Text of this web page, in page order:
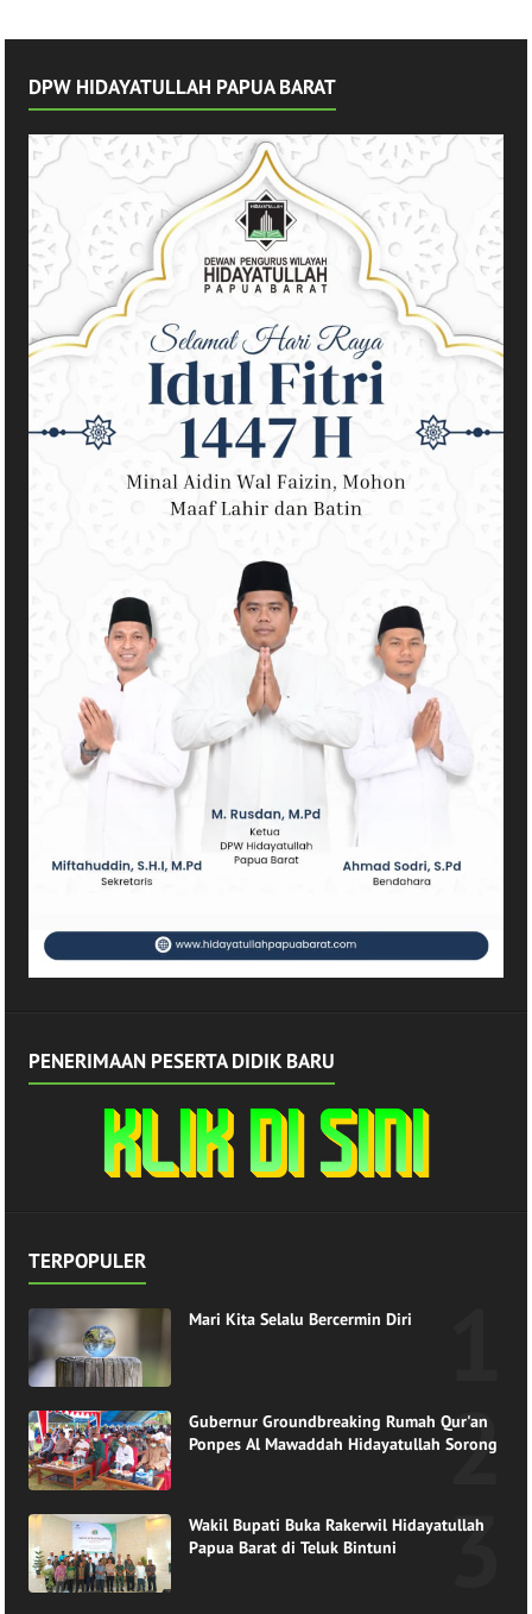
Syawal 1447 H
DPW HIDAYATULLAH PAPUA BARAT
PENERIMAAN PESERTA DIDIK BARU
TERPOPULER
Mari Kita Selalu Bercermin Diri
Gubernur Groundbreaking Rumah Qur'an
Ponpes Al Mawaddah Hidayatullah Sorong
Wakil Bupati Buka Rakerwil Hidayatullah
Papua Barat di Teluk Bintuni